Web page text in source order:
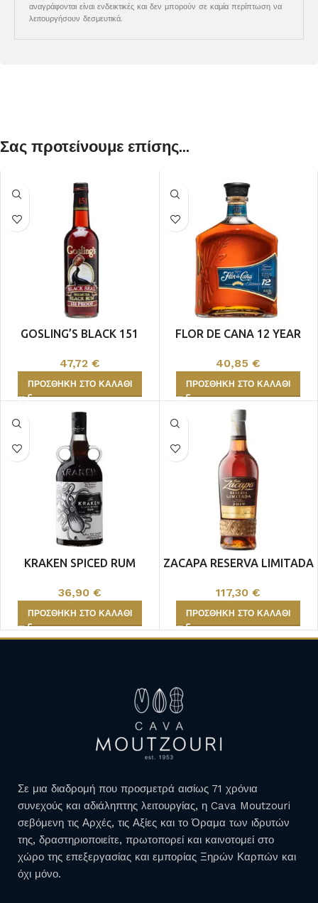
αναγράφονται είναι ενδεικτικές και δεν μπορούν σε καμία περίπτωση να
λειτουργήσουν δεσμευτικά.
Σας προτείνουμε επίσης...
GOSLING’S BLACK 151
47,72 €
ΠΡΟΣΘΉΚΗ ΣΤΟ ΚΑΛΆΘΙ
FLOR DE CANA 12 YEAR
40,85€
ΠΡΟΣΘΉΚΗ ΣΤΟ ΚΑΛΆΘΙ
KRAKEN SPICED RUM
36,90 €
ΠΡΟΣΘΉΚΗ ΣΤΟ ΚΑΛΆΘΙ
ZACAPA RESERVA LIMITADA
117,30€
ΠΡΟΣΘΉΚΗ ΣΤΟ ΚΑΛΆΘΙ
Σε μια διαδρομή που προσμετρά αισίως 71 χρόνια
συνεχούς και αδιάληπτης λειτουργίας, η Cava Moutzouri
σεβόμενη τις Αρχές, τις Αξίες και το Όραμα των ιδρυτών
της, δραστηριοποιείτε, πρωτοπορεί και καινοτομεί στο
χώρο της επεξεργασίας και εμπορίας Ξηρών Καρπών και
όχι μόνο.